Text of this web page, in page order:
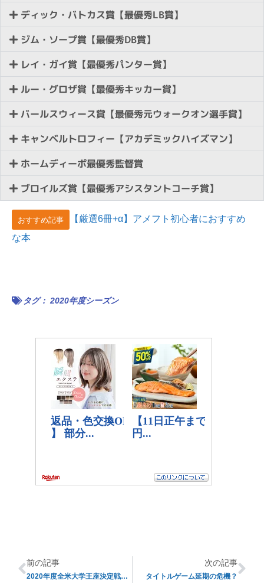
ディック・バトカス賞【最優秀LB賞】
ジム・ソープ賞【最優秀DB賞】
レイ・ガイ賞【最優秀パンター賞】
ルー・グロザ賞【最優秀キッカー賞】
バールスウィース賞【最優秀元ウォークオン選手賞】
キャンベルトロフィー【アカデミックハイズマン】
ホームディーポ最優秀監督賞
ブロイルズ賞【最優秀アシスタントコーチ賞】
おすすめ記事
【厳選6冊+α】アメフト初心者におすすめ
な本
タグ： 2020年度シーズン
前の記事
2020年度全米大学王座決定戦プレビュー③【注目の選手】
次の記事
タイトルゲーム延期の危機？